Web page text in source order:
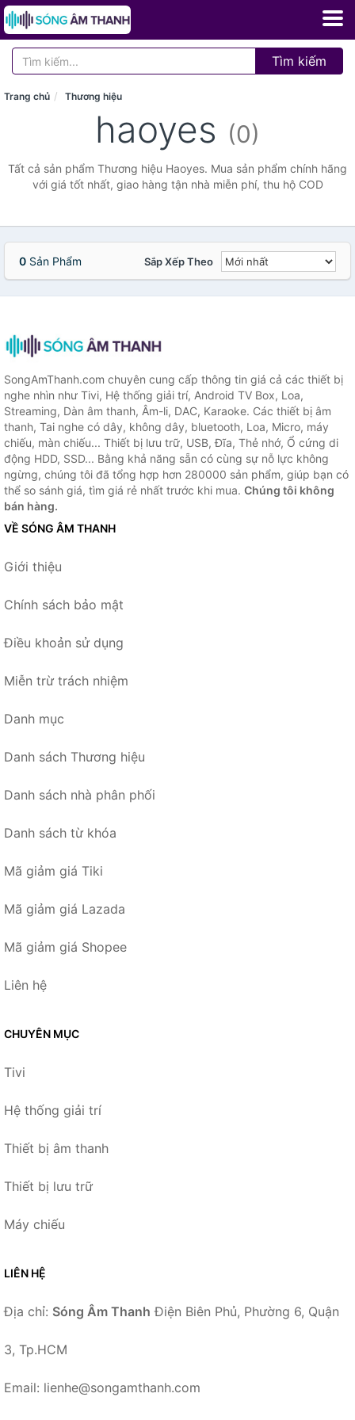
Tìm kiếm
Trang chủ Thương hiệu
haoyes (0)
Tất cả sản phẩm Thương hiệu Haoyes. Mua sản phẩm chính hãng
với giá tốt nhất, giao hàng tận nhà miễn phí, thu hộ COD
0 Sản Phẩm Sắp Xếp Theo
SongAmThanh.com chuyên cung cấp thông tin giá cả các thiết bị
nghe nhìn như Tivi, Hệ thống giải trí, Android TV Box, Loa,
Streaming, Dàn âm thanh, Âm-li, DAC, Karaoke. Các thiết bị âm
thanh, Tai nghe có dây, không dây, bluetooth, Loa, Micro, máy
chiếu, màn chiếu... Thiết bị lưu trữ, USB, Đĩa, Thẻ nhớ, Ổ cứng di
động HDD, SSD... Bằng khả năng sẵn có cùng sự nỗ lực không
ngừng, chúng tôi đã tổng hợp hơn 280000 sản phẩm, giúp bạn có
thể so sánh giá, tìm giá rẻ nhất trước khi mua. Chúng tôi không
bán hàng.
VỀ SÓNG ÂM THANH
Giới thiệu
Chính sách bảo mật
Điều khoản sử dụng
Miễn trừ trách nhiệm
Danh mục
Danh sách Thương hiệu
Danh sách nhà phân phối
Danh sách từ khóa
Mã giảm giá Tiki
Mã giảm giá Lazada
Mã giảm giá Shopee
Liên hệ
CHUYÊN MỤC
Tivi
Hệ thống giải trí
Thiết bị âm thanh
Thiết bị lưu trữ
Máy chiếu
LIÊN HỆ
Địa chỉ: Sóng Âm Thanh Điện Biên Phủ, Phường 6, Quận
3, Tp.HCM
Email: lienhe@songamthanh.com